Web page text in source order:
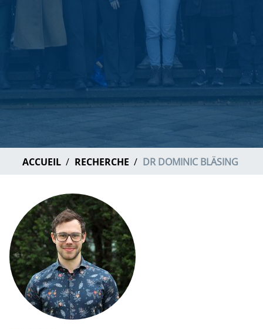
ACCUEIL RECHERCHE DR DOMINIC BLÄSING